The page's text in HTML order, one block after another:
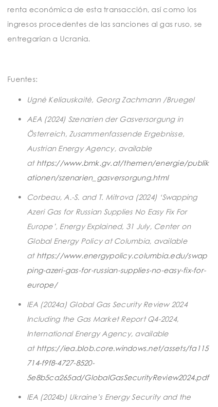
renta económica de esta transacción, así como los
ingresos procedentes de las sanciones al gas ruso, se
entregarían a Ucrania.
Fuentes:
Ugnė Keliauskaitė, Georg Zachmann /Bruegel
AEA (2024) Szenarien der Gasversorgung in
Österreich, Zusammenfassende Ergebnisse,
Austrian Energy Agency, available
at https://www.bmk.gv.at/themen/energie/publik
ationen/szenarien_gasversorgung.html
Corbeau, A.-S. and T. Mitrova (2024) ‘Swapping
Azeri Gas for Russian Supplies No Easy Fix For
Europe’, Energy Explained, 31 July, Center on
Global Energy Policy at Columbia, available
at https://www.energypolicy.columbia.edu/swap
ping-azeri-gas-for-russian-supplies-no-easy-fix-for-
europe/
IEA (2024a) Global Gas Security Review 2024
Including the Gas Market Report Q4-2024,
International Energy Agency, available
at https://iea.blob.core.windows.net/assets/fa115
714-f9f8-4727-8520-
5e8b5ca265ad/GlobalGasSecurityReview2024.pdf
IEA (2024b) Ukraine’s Energy Security and the